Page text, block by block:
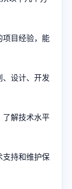
项目经验，能
、设计、开发
了解技术水平
支持和维护保